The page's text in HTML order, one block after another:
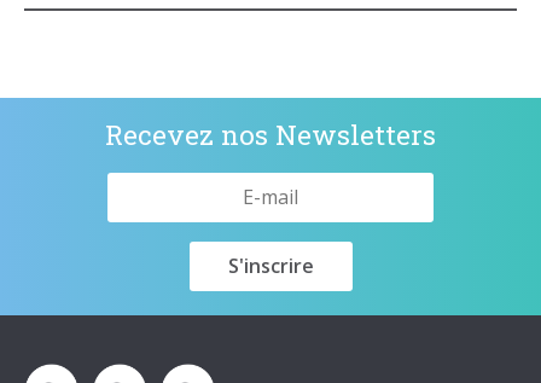
Recevez nos Newsletters